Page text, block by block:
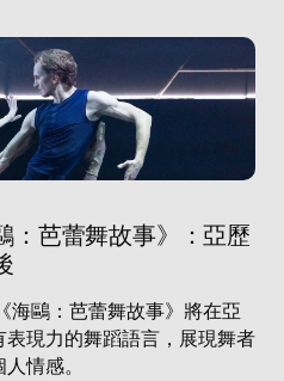
：芭蕾舞故事》：亞歷
海鷗：芭蕾舞故事》將在亞
現力的舞蹈語言，展現舞者
情感。